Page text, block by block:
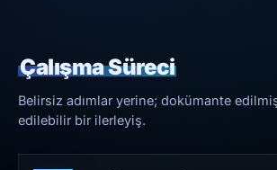
Çalışma Süreci
Belirsiz adımlar yerine; dokümante
edilebilir bir ilerleyiş.